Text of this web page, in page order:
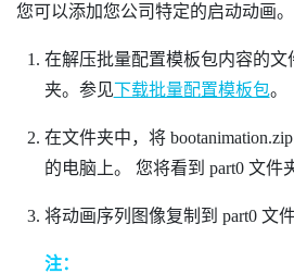
您可以添加您公司特定的启动动画。
在解压批量配置模板包内容的文
夹。参见下载批量配置模板包。
在文件夹中，将 bootanimation.zip
的电脑上。 您将看到 part0文件
将动画序列图像复制到 part0文件
注：